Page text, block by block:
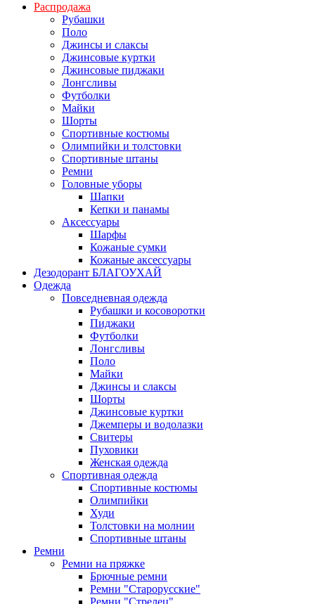
Распродажа
Рубашки
Поло
Джинсы и слаксы
Джинсовые куртки
Джинсовые пиджаки
Лонгсливы
Футболки
Майки
Шорты
Спортивные костюмы
Олимпийки и толстовки
Спортивные штаны
Ремни
Головные уборы
Шапки
Кепки и панамы
Аксессуары
Шарфы
Кожаные сумки
Кожаные аксессуары
Дезодорант БЛАГОУХАЙ
Одежда
Повседневная одежда
Рубашки и косоворотки
Пиджаки
Футболки
Лонгсливы
Поло
Майки
Джинсы и слаксы
Шорты
Джинсовые куртки
Джемперы и водолазки
Свитеры
Пуховики
Женская одежда
Спортивная одежда
Спортивные костюмы
Олимпийки
Худи
Толстовки на молнии
Спортивные штаны
Ремни
Ремни на пряжке
Брючные ремни
Ремни "Старорусские"
Ремни "Стрелец"